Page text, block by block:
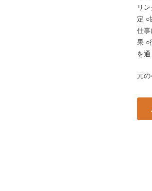
リ
定 ○
仕事
果 ○
を
元